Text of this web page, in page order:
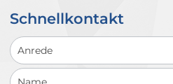
Schnellkontakt
Schnellkontakt